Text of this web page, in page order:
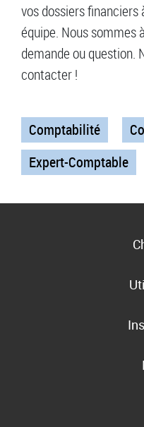
vos dossiers
équipe. Nous sommes
demande ou question.
contacter !
Comptabilité
Expert-Comptable